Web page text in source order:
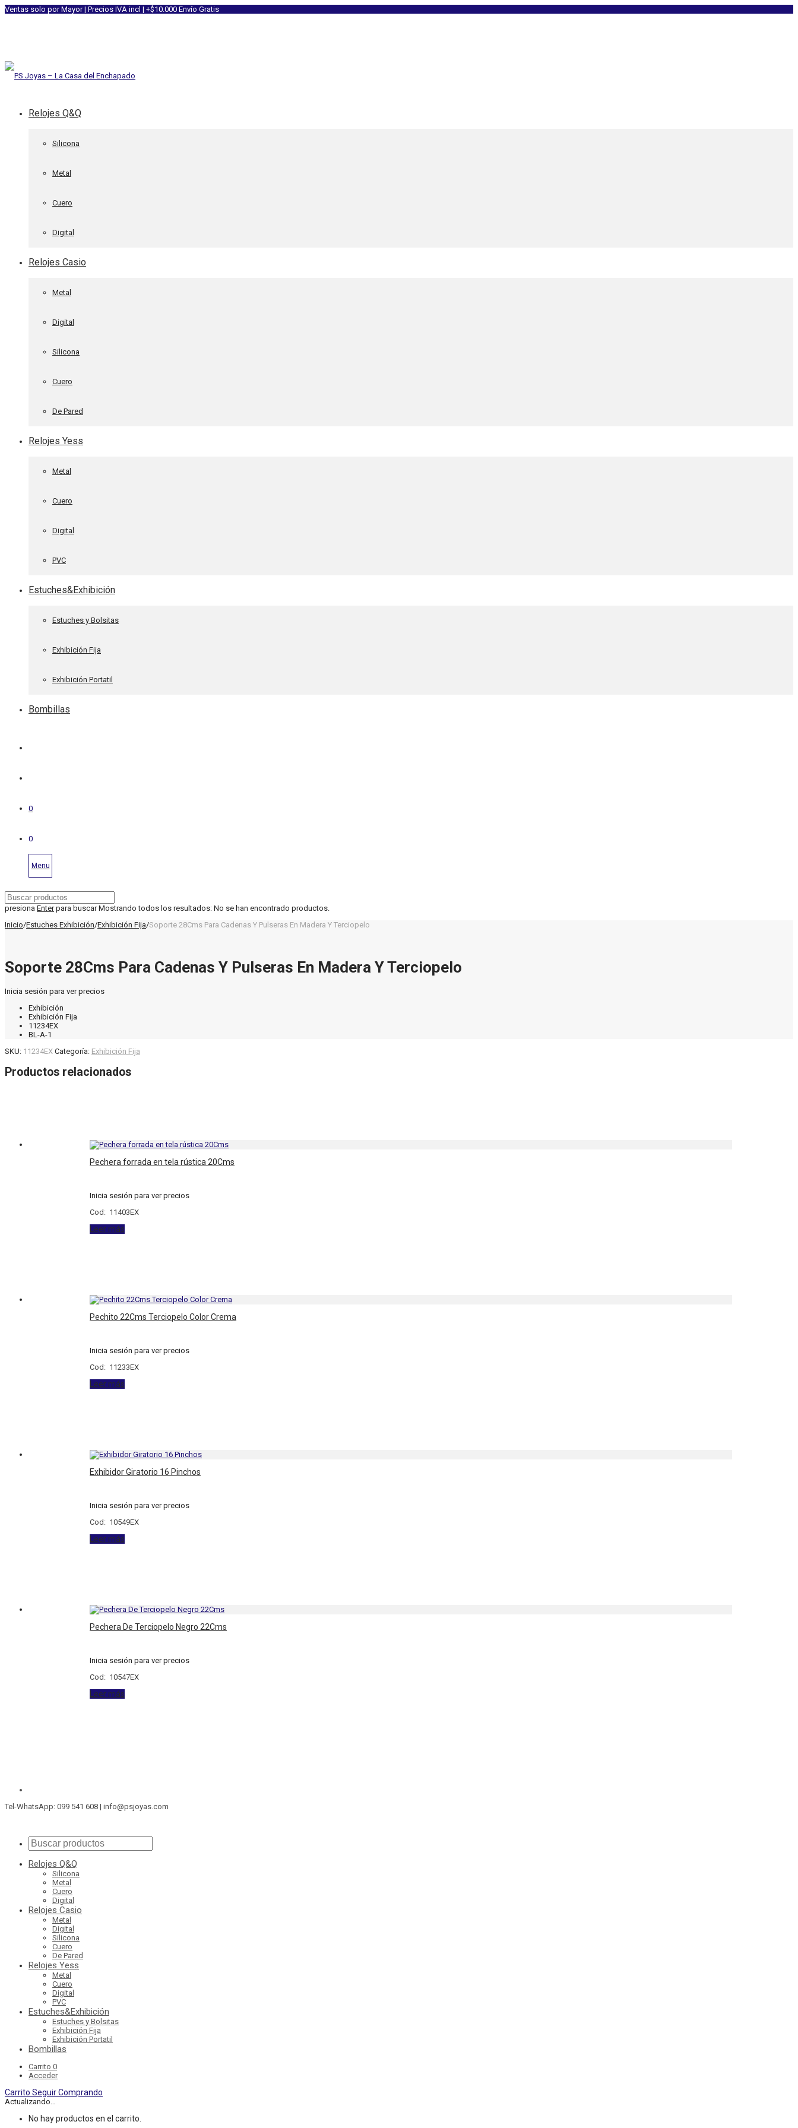
Ventas solo por Mayor | Precios IVA incl | +$10.000 Envío Gratis
Relojes Q&Q
Silicona
Metal
Cuero
Digital
Relojes Casio
Metal
Digital
Silicona
Cuero
De Pared
Relojes Yess
Metal
Cuero
Digital
PVC
Estuches&Exhibición
Estuches y Bolsitas
Exhibición Fija
Exhibición Portatil
Bombillas
0
0
Menu
presiona Enterpara buscar Mostrando todos los resultados: No se han encontrado productos.
Inicio/Estuches Exhibición/Exhibición Fija/Soporte 28Cms Para Cadenas Y Pulseras En Madera Y Terciopelo
Soporte 28Cms Para Cadenas Y Pulseras En Madera Y Terciopelo
Inicia sesión para ver precios
Exhibición
Exhibición Fija
11234EX
BL-A-1
SKU: 11234EX Categoría: Exhibición Fija
Productos relacionados
Pechera forrada en tela rústica 20Cms
Inicia sesión para ver precios
Cod: 11403EX
Leer más
Pechito 22Cms Terciopelo Color Crema
Inicia sesión para ver precios
Cod: 11233EX
Leer más
Exhibidor Giratorio 16 Pinchos
Inicia sesión para ver precios
Cod: 10549EX
Leer más
Pechera De Terciopelo Negro 22Cms
Inicia sesión para ver precios
Cod: 10547EX
Leer más
Tel-WhatsApp: 099 541 608 | info@psjoyas.com
Relojes Q&Q
Silicona
Metal
Cuero
Digital
Relojes Casio
Metal
Digital
Silicona
Cuero
De Pared
Relojes Yess
Metal
Cuero
Digital
PVC
Estuches&Exhibición
Estuches y Bolsitas
Exhibición Fija
Exhibición Portatil
Bombillas
Carrito 0
Acceder
Carrito Seguir Comprando
Actualizando…
No hay productos en el carrito.